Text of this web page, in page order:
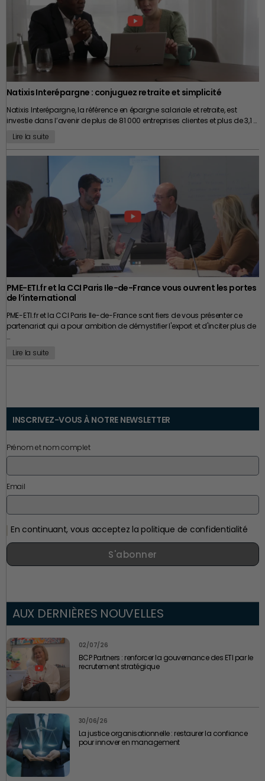
Natixis Interépargne : conjuguez retraite et simplicité
Natixis Interépargne, la référence en épargne salariale et retraite, est
investie dans l’avenir de plus de 81 000 entreprises clientes et plus de 3,1 …
Lire la suite
PME-ETI.fr et la CCI Paris Ile-de-France vous ouvrent les portes
de l’international
PME-ETI.fr et la CCI Paris Ile-de-France sont fiers de vous présenter ce
partenariat qui a pour ambition de démystifier l'export et d'inciter plus de
…
Lire la suite
INSCRIVEZ-VOUS À NOTRE NEWSLETTER
Prénom et nom complet
Email
En continuant, vous acceptez la politique de confidentialité
S'abonner
AUX DERNIÈRES NOUVELLES
02/07/26
BCP Partners : renforcer la gouvernance des ETI par le
recrutement stratégique
30/06/26
La justice organisationnelle : restaurer la confiance
pour innover en management